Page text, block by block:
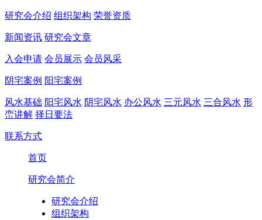
研究会介绍 组织架构 荣誉资质
新闻资讯 研究会文章
入会申请 会员展示 会员风采
阴宅案例 阳宅案例
风水基础 阳宅风水 阴宅风水 办公风水 三元风水 三合风水 形
峦讲解 择日要法
联系方式
首页
研究会简介
研究会介绍
组织架构